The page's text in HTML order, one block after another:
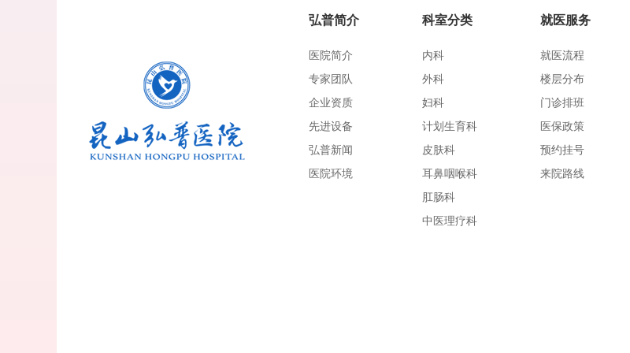
弘普简介
医院简介
专家团队
企业资质
先进设备
弘普新闻
医院环境
科室分类
内科
外科
妇科
计划生育科
皮肤科
耳鼻咽喉科
肛肠科
中医理疗科
就医服务
就医流程
楼层分布
门诊排班
医保政策
预约挂号
来院路线